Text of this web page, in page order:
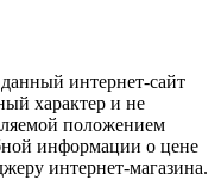
интернет-сайт
характер и не
положением
информации о цене
интернет-магазина.